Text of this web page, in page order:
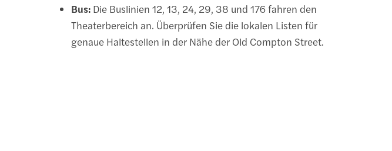
Bus: Die Buslinien 12, 13, 24, 29, 38 und 176 fahren den
Theaterbereich an. Überprüfen Sie die lokalen Listen für
genaue Haltestellen in der Nähe der Old Compton Street.